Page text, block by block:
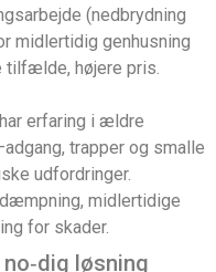
(nedbrydning
midlertidig genhusning
højere pris.
erfaring i ældre
trapper og smalle
udfordringer.
midlertidige
for skader.
løsning